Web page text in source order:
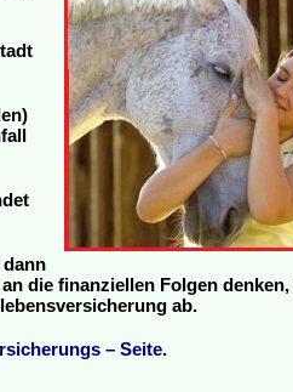
dann
die finanziellen Folgen
ab.
– Seite.